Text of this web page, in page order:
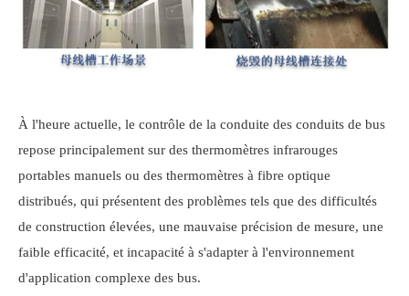
À l'heure actuelle, le contrôle de la conduite des conduits de bus
repose principalement sur des thermomètres infrarouges
portables manuels ou des thermomètres à fibre optique
distribués, qui présentent des problèmes tels que des difficultés
de construction élevées, une mauvaise précision de mesure, une
faible efficacité, et incapacité à s'adapter à l'environnement
d'application complexe des bus.